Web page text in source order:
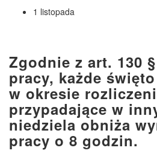
1 listopada
Zgodnie z art. 130
pracy, każde
w okresie
przypadające w
niedziela obniża
pracy o 8 godzin.